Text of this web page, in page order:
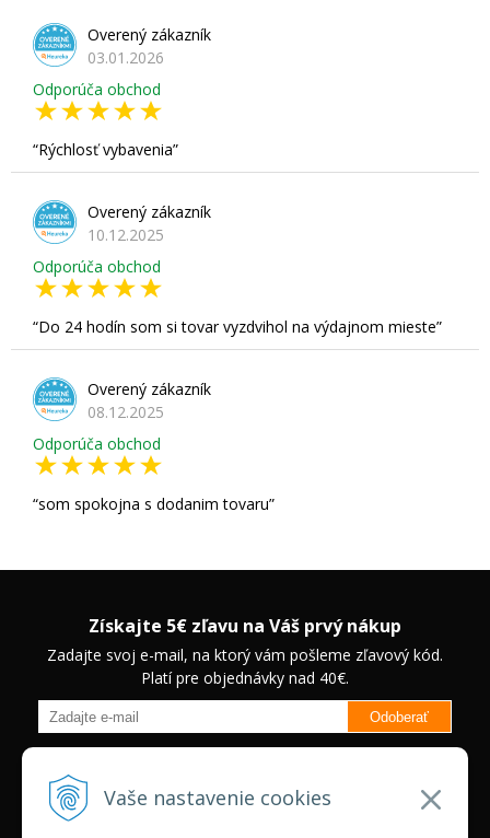
Vaše nastavenie cookies
Overený zákazník
03.01.2026
Odporúča obchod
Rýchlosť vybavenia
Overený zákazník
10.12.2025
Odporúča obchod
Do 24 hodín som si tovar vyzdvihol na výdajnom mieste
Overený zákazník
08.12.2025
Odporúča obchod
som spokojna s dodanim tovaru
Získajte 5€ zľavu na Váš prvý nákup
Zadajte svoj e-mail, na ktorý vám pošleme zľavový kód.
Platí pre objednávky nad 40€.
Odoberať
zľavách na vybrané produkty.
Neplatí pre Veľkoobchodných
zákazníkov.